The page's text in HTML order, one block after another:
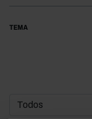
TEMA